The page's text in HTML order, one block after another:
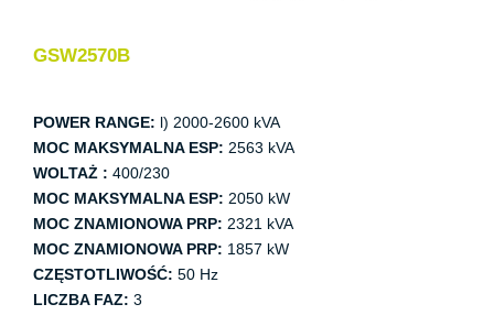
GSW2570B
POWER RANGE: l) 2000-2600 kVA
MOC MAKSYMALNA ESP: 2563 kVA
WOLTAŻ : 400/230
MOC MAKSYMALNA ESP: 2050 kW
MOC ZNAMIONOWA PRP: 2321 kVA
MOC ZNAMIONOWA PRP: 1857 kW
CZĘSTOTLIWOŚĆ: 50 Hz
LICZBA FAZ: 3